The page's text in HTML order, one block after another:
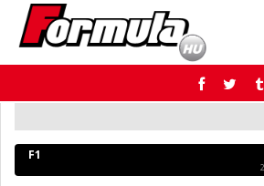
FORMULA
MOTOR
F1